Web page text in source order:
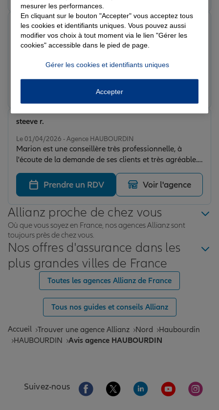
Note de 5 sur 5
Le 28/04/2026 - Agence HAUBOURDIN
patiente et voix bienveillante. Je suis satisfait.
M M.
Prendre un RDV
Le 01/04/2026 - Agence HAUBOURDIN
Marion est une conseillère très professionnelle, à
l'écoute de la demande de ses clients et très agréable.
Une fois le devis effectué, elle a été très réactive et
disponible pour mes questions. Merci à elle !
steeve r.
Prendre un RDV Voir l'agence
Allianz proche de chez vous
Où que vous soyez en France, nos agences Allianz sont
toujours près de chez vous.
Nos offres d'assurance dans les
plus grandes villes de France
Toutes les agences Allianz de France
Tous nos guides et conseils Allianz
Accueil Trouver une agence Allianz Nord
Haubourdin
HAUBOURDIN
Avis agence HAUBOURDIN
Suivez-nous Aller sur la page Facebook de Allianz
Aller sur la page Twitter de
Aller sur la page
Aller sur la
Aller
mesurer les performances.
En cliquant sur le bouton "Accepter" vous acceptez tous
les cookies et identifiants uniques. Vous pouvez aussi
modifier vos choix à tout moment via le lien "Gérer les
cookies" accessible dans le pied de page.
Gérer les cookies et identifiants uniques
Accepter